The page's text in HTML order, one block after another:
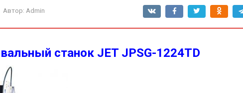
Автор: Admin
станок JET JPSG-1224TD